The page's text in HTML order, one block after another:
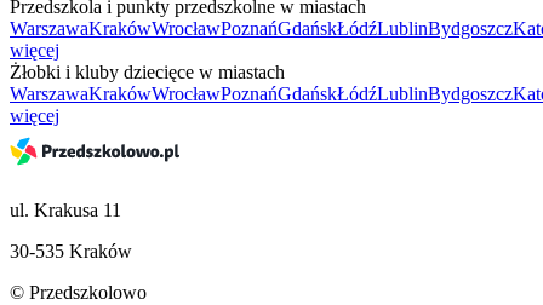
Przedszkola i punkty przedszkolne w miastach
WarszawaKrakówWrocławPoznańGdańskŁódźLublinBydgoszcz
więcej
Żłobki i kluby dziecięce w miastach
WarszawaKrakówWrocławPoznańGdańskŁódźLublinBydgoszcz
więcej
ul. Krakusa 11
30-535 Kraków
© Przedszkolowo